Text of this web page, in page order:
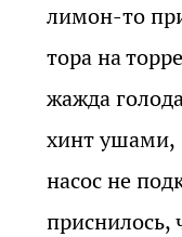
лимон-то
тора на
жажда
хинт ушами,
насос не
приснилось,